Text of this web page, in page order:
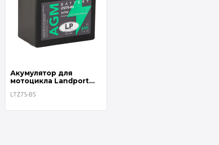
Акумулятор для
мотоцикла Landport
LTZ7S-BS